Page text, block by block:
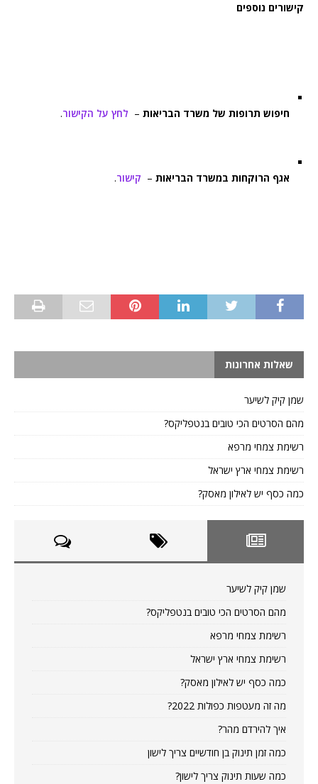
קישורים נוספים
חיפוש תרופות של משרד הבריאות – לחץ על הקישור.
אגף הרוקחות במשרד הבריאות – קישור.
שאלות אחרונות
שמן קיק לשיער
מהם הסרטים הכי טובים בנטפליקס?
רשימת צמחי מרפא
רשימת צמחי ארץ ישראל
כמה כסף יש לאילון מאסק?
שמן קיק לשיער
מהם הסרטים הכי טובים בנטפליקס?
רשימת צמחי מרפא
רשימת צמחי ארץ ישראל
כמה כסף יש לאילון מאסק?
מה זה מעטפות כפולות 2022?
איך להירדם מהר?
כמה זמן תינוק בן חודשיים צריך לישון
כמה שעות תינוק צריך לישון?